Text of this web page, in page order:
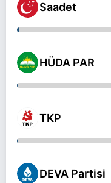
Saadet
HÜDA PAR
TKP
DEVA Partisi